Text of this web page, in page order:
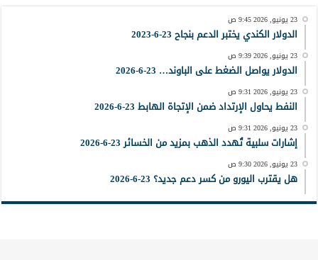
23 يونيو, 2026 9:45 ص
الدولار الكندي يختبر الدعم بنجاح 23-6-2023
23 يونيو, 2026 9:39 ص
الدولار يواصل الضغط على الباوند… 23-6-2026
23 يونيو, 2026 9:31 ص
النفط يحاول الإرتداد ضمن الإتجاة الهابط 23-6-2026
23 يونيو, 2026 9:31 ص
إشارات سلبية تُهدد الذهب بمزيد من الخسائر 23-6-2026
23 يونيو, 2026 9:30 ص
هل يقترب اليورو من كسر دعم جديد؟ 23-6-2026